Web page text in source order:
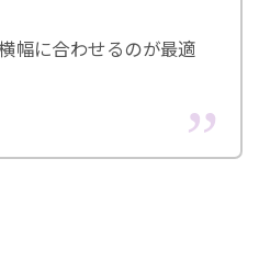
幅に合わせるのが最適